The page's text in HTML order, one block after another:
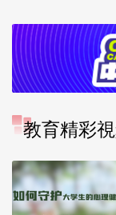
教育精彩